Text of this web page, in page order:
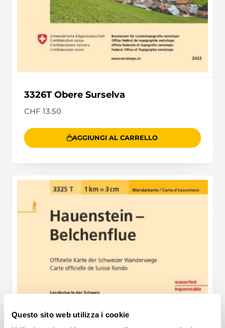
Questo sito web utilizza i cookie
3326T Obere Surselva
CHF 13.50
AGGIUNGI AL CARRELLO